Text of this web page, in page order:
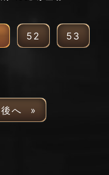
52 53
後へ »